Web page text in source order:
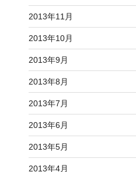
2013年11月
2013年10月
2013年9月
2013年8月
2013年7月
2013年6月
2013年5月
2013年4月